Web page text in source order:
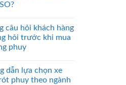
câu hỏi khách hàng
hỏi trước khi mua
phuy
dẫn lựa chọn xe
phuy theo ngành